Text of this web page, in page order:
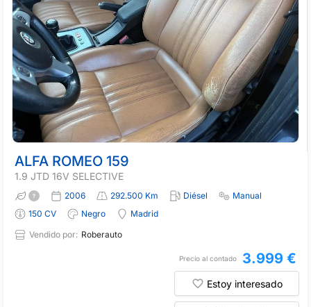
ALFA ROMEO 159
1.9 JTD 16V SELECTIVE
2006 292.500 Km Diésel
Manual
150 CV
Negro
Madrid
Vendido por: Roberauto
Precio al contado 3.999 €
Estoy interesado